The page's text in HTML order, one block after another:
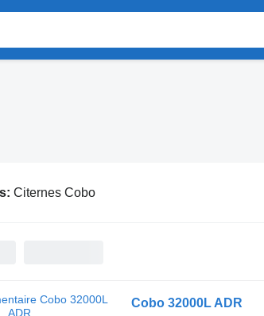
Citernes Cobo
Cobo 32000L ADR